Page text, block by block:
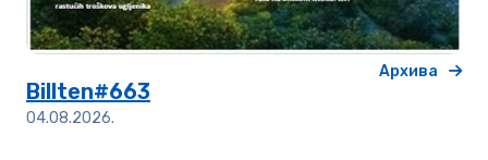
Billten#663
04.08.2026.
Архива